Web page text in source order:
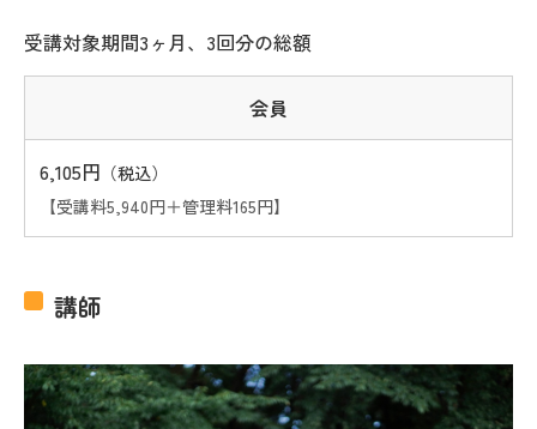
受講対象期間3ヶ月、3回分の総額
会員
6,105円 （税込）
【受講料5,940円＋管理料165円】
講師